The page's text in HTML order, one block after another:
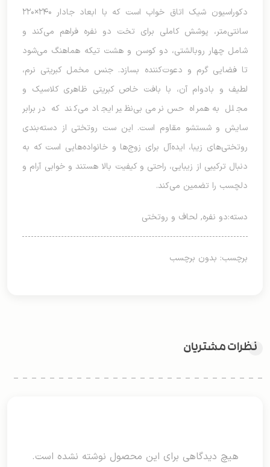
دکوراسیون شیک اتاق خواب است که با ابعاد جادار ۲۴۰×۲۲۰
سانتی‌متر، پوشش کاملی برای تخت دو نفره فراهم می‌کند و
شامل چهار روبالشتی، دو کوسن و هشت تیکه هماهنگ می‌شود
تا فضایی گرم و دعوت‌کننده بسازد. جنس مخمل کبریتی نرم،
لطیف و بادوام آن، با بافت خاص کبریتی ظاهری کلاسیک و
مجلل به همراه حس نرمی بی‌نظیر ایجاد می‌کند که در برابر
سایش و شستشو مقاوم است. این ست روتختی از دسته‌بندی
روتختی‌های زیبا، ایده‌آل برای زوج‌ها و خانواده‌هایی است که به
دنبال ترکیبی از زیبایی، راحتی و کیفیت بالا هستند و خوابی آرام و
دلچسب را تضمین می‌کند.
دسته:دو نفره, لحاف و روتختی
برچسب: بدون برچسب
نظرات مشتریان
هیچ دیدگاهی برای این محصول نوشته نشده است.